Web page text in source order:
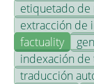
etiquetado de
extracción de
factuality
indexación de
traducción